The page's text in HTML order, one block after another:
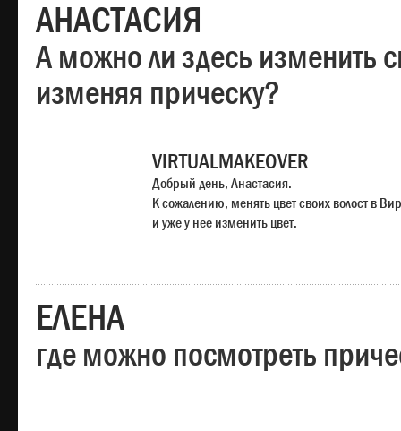
АНАСТАСИЯ
А можно ли здесь изменить
изменяя прическу?
VIRTUALMAKEOVER
Добрый день, Анастасия.
К сожалению, менять цвет своих волост в
и уже у нее изменить цвет.
ЕЛЕНА
где можно посмотреть